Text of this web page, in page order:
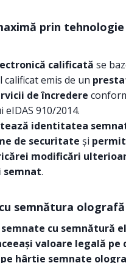
prin tehnologie
calificată se
emis de un
de încredere
910/2014.
identitatea
de securitate și
modificări
semnat.
semnătura olografă
cu semnătură
valoare legală pe
hârtie semnate